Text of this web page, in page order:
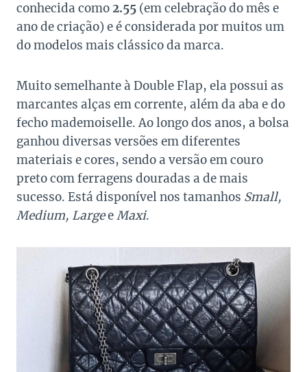
conhecida como2.55 (em celebração do mês e
ano de criação) e é considerada por muitos um
do modelos mais clássico da marca.
Muito semelhante à Double Flap, ela possui as
marcantes alças em corrente, além da aba e do
fecho mademoiselle. Ao longo dos anos, a bolsa
ganhou diversas versões em diferentes
materiais e cores, sendo a versão em couro
preto com ferragens douradas a de mais
sucesso. Está disponível nos tamanhos Small,
Medium, LargeeMaxi.